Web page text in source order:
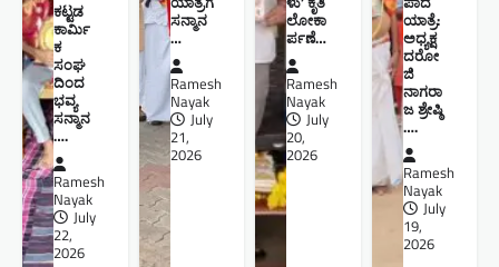
ಕಟ್ಟಡ
ಕಾರ್ಮಿ
ಕ
ಸಂಘ
ದಿಂದ
ಭವ್ಯ
ಸನ್ಮಾನ
….
Ramesh
Nayak
July
22,
2026
ಸನ್ಮಾನ
…
Ramesh
Nayak
July
21,
2026
ಲೋಕಾ
ರ್ಪಣೆ…
Ramesh
Nayak
July
20,
2026
ಯಾತ್ರೆ:
ಅಧ್ಯಕ್ಷ
ದರೋ
ಜಿ
ನಾಗರಾ
ಜ ಶ್ರೇಷ್ಠಿ ​
….
Ramesh
Nayak
July
19,
2026